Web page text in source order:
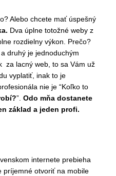
Alebo chcete mať úspešný
Dva úplne totožné weby z
rozdielny výkon. Prečo?
druhý je jednoduchým
za lacný web, to sa Vám už
vyplatiť, inak to je
nie je “Koľko to
”. Odo mňa dostanete
základ a jeden profi.
internete prebieha
príjemné otvoriť na mobile